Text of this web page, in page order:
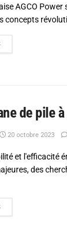
AGCO
concepts
de pile
20 octobre 2023
et l'efficacité
des